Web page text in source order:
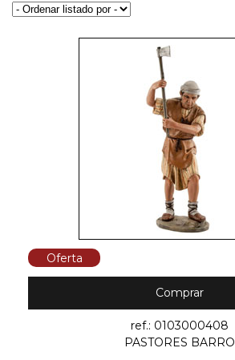
Oferta
Comprar
ref.: 0103000408
PASTORES BARRO